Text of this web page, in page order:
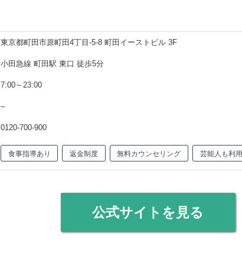
東京都町田市原町田4丁目-5-8 町田イーストビル 3F
小田急線 町田駅 東口 徒歩5分
7:00～23:00
–
0120-700-900
食事指導あり 返金制度 無料カウンセリング 芸能人も利用
公式サイトを見る